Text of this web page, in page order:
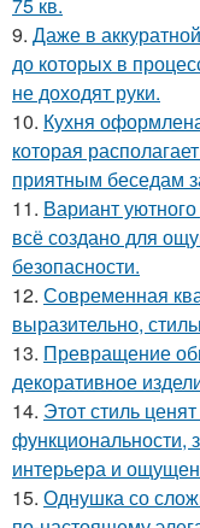
9. Даже в
до которых в
не доходят руки.
10. Кухня
которая
приятным беседам
11. Вариант
всё создано для
безопасности.
12. Современная
выразительно,
13. Превращение
декоративное
14. Этот стиль
функциональности,
интерьера и
15. Однушка со